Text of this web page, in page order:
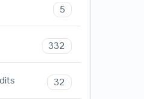
5
332
32